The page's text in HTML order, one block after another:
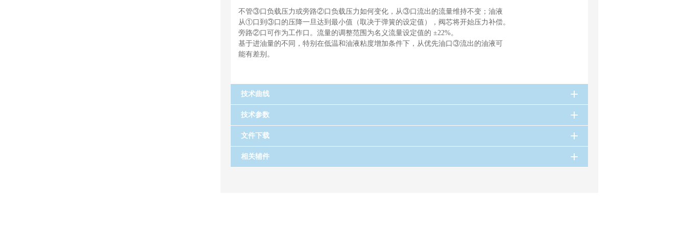
不管③口负载压力或旁路②口负载压力如何变化，从③口流出的流量维持不变；油液
从①口到③口的压降一旦达到最小值（取决于弹簧的设定值），阀芯将开始压力补偿。
旁路②口可作为工作口。流量的调整范围为名义流量设定值的 ±22%。
基于进油量的不同，特别在低温和油液粘度增加条件下，从优先油口③流出的油液可
能有差别。
技术曲线
技术参数
文件下载
相关辅件